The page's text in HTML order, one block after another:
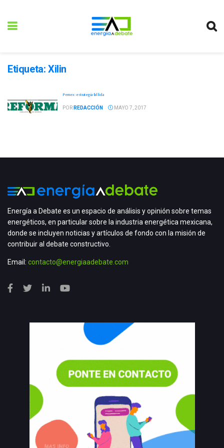
Etiqueta: Xilin
Pemex: estrategia fallida
POR REDACCIÓN MAYO 7, 2017
Energía a Debate es un espacio de análisis y opinión sobre temas
energéticos, en particular sobre la industria energética mexicana,
donde se incluyen noticias y artículos de fondo con la misión de
contribuir al debate constructivo.
Email: contacto@energiaadebate.com